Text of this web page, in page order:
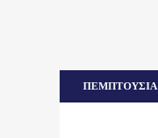
ΠΕΜΠΤΟΥΣΙΑ